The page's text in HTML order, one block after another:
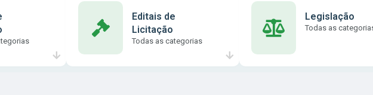
Editais de
Licitação
Todas as categorias
Legislação
Todas as